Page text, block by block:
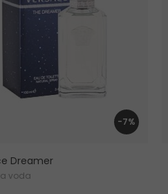
-7%
Dreamer
voda